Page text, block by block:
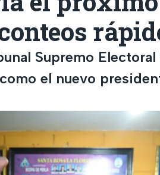
Supremo
el nuevo